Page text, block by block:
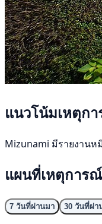
แนวโน้มเหตุก
Mizunami มีรายงาน
แผนที่เหตุการ
7 วันที่ผ่านมา 30 วันที่ผ่า